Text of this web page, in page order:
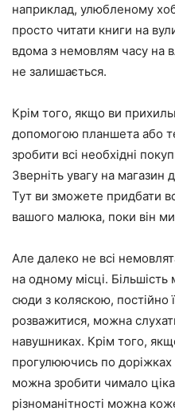
наприклад, улюбленому
просто читати книги на
вдома з немовлям часу на
не залишається.
Крім того, якщо ви
допомогою планшета або
зробити всі необхідні
Зверніть увагу на магазин
Тут ви зможете придбати
вашого малюка, поки він
Але далеко не всі
на одному місці.
сюди з коляскою, постійно
розважитися, можна
навушниках. Крім того,
прогулюючись по доріжках
можна зробити чимало
різноманітності можна